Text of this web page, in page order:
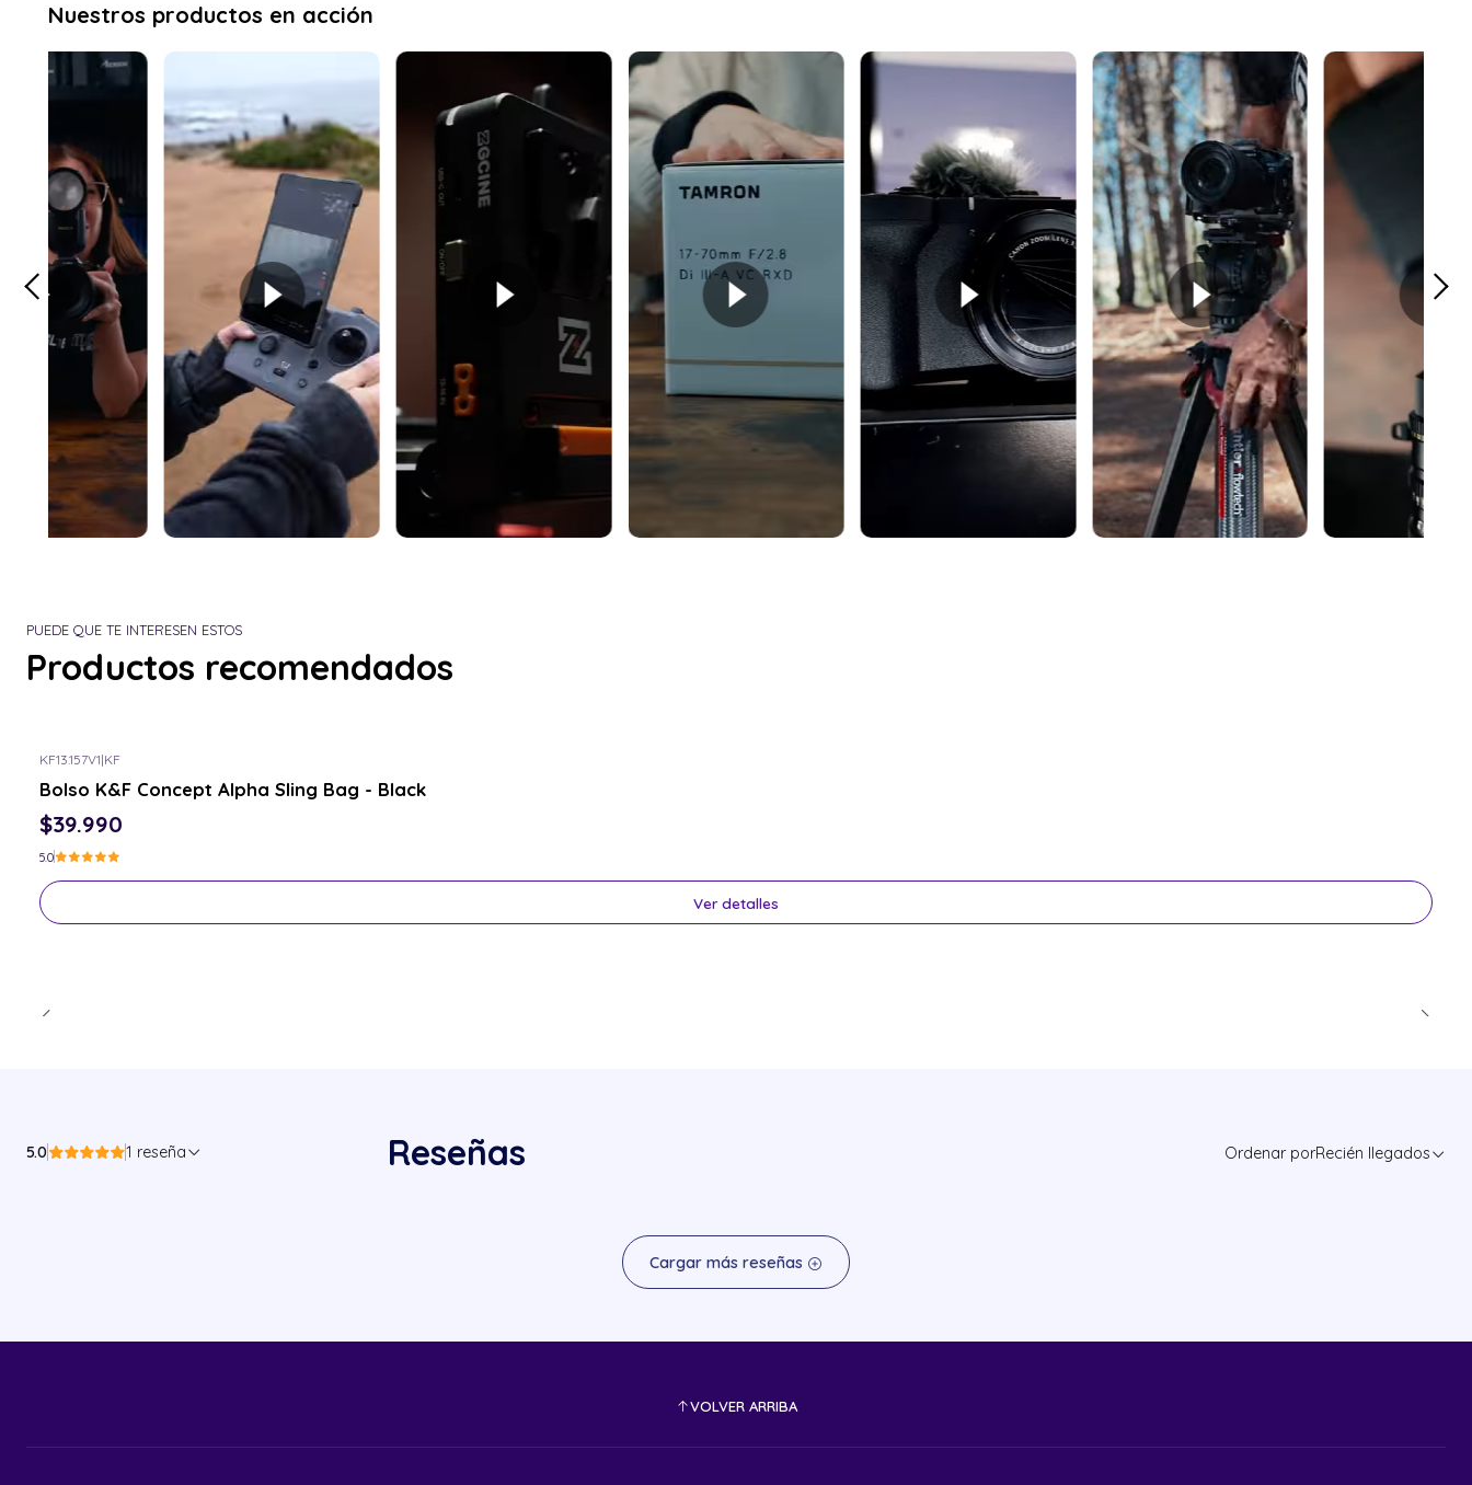
PUEDE QUE TE INTERESEN ESTOS
Productos recomendados
KF13.157V1|KF
Bolso K&F Concept Alpha Sling Bag - Black
$39.990
5.0
Ver detalles
Reseñas
5.0 1 reseña Ordenar porRecién llegados
Cargar más reseñas
VOLVER ARRIBA